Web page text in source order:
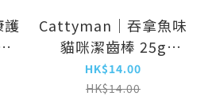
Cattyman｜吞拿魚味
貓咪潔齒棒 25g
(DYM-0614)
HK$14.00
HK$14.00